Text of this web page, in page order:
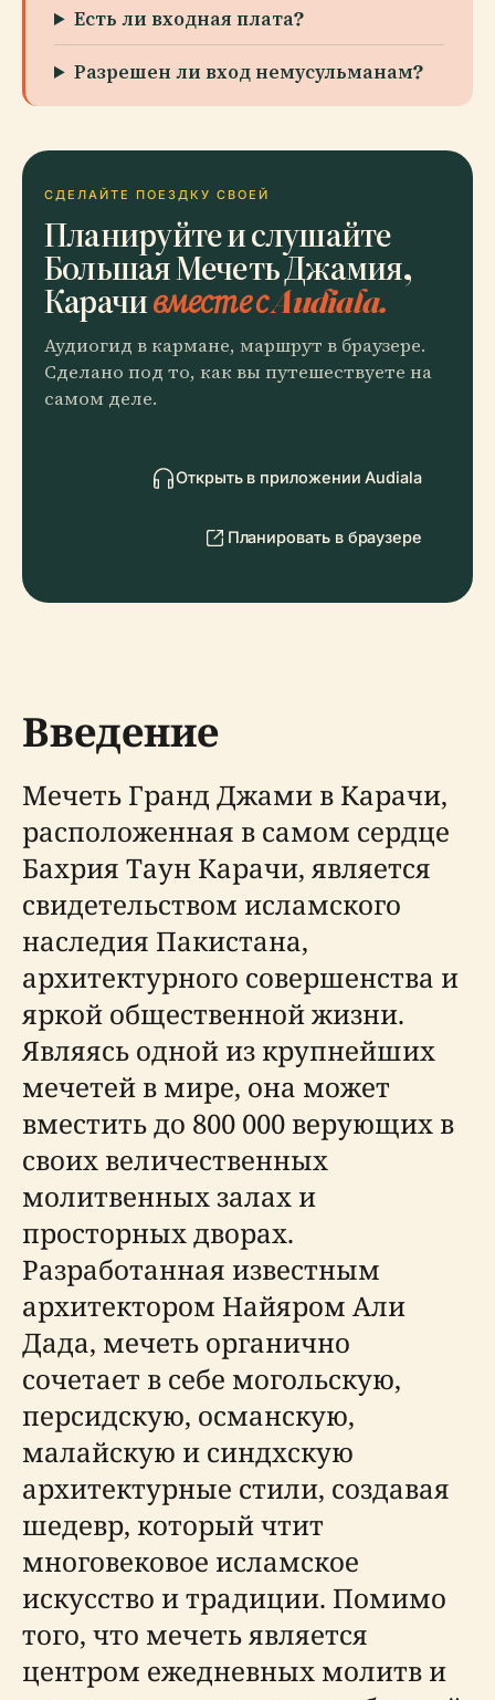
Есть ли входная плата?
Разрешен ли вход немусульманам?
СДЕЛАЙТЕ ПОЕЗДКУ СВОЕЙ
Планируйте и слушайте
Большая Мечеть Джамия,
Карачивместе с Audiala.
Аудиогид в кармане, маршрут в браузере.
Сделано под то, как вы путешествуете на
самом деле.
Открыть в приложении Audiala
Планировать в браузере
Введение
Мечеть Гранд Джами в Карачи,
расположенная в самом сердце
Бахрия Таун Карачи, является
свидетельством исламского
наследия Пакистана,
архитектурного совершенства и
яркой общественной жизни.
Являясь одной из крупнейших
мечетей в мире, она может
вместить до 800 000 верующих в
своих величественных
молитвенных залах и
просторных дворах.
Разработанная известным
архитектором Найяром Али
Дада, мечеть органично
сочетает в себе могольскую,
персидскую, османскую,
малайскую и синдхскую
архитектурные стили, создавая
шедевр, который чтит
многовековое исламское
искусство и традиции. Помимо
того, что мечеть является
центром ежедневных молитв и